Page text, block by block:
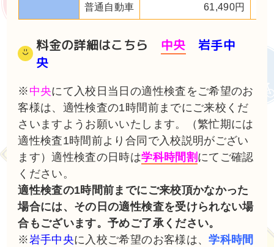
普通自動車 61,490円
料金の詳細はこちら 中央
岩手中
央
※ 中央にて入校日当日の適性検査をご希望のお
客様は、適性検査の1時間前までにご来校くだ
さいますようお願いいたします。（繁忙期には
適性検査1時間前より合同で入校説明がござい
ます）適性検査の日時は学科時間割 にてご確認
ください。
適性検査の1時間前までにご来校頂かなかった
場合には、その日の適性検査を受けられない場
合もございます。予めご了承ください。
※岩手中央に入校ご希望のお客様は、学科時間